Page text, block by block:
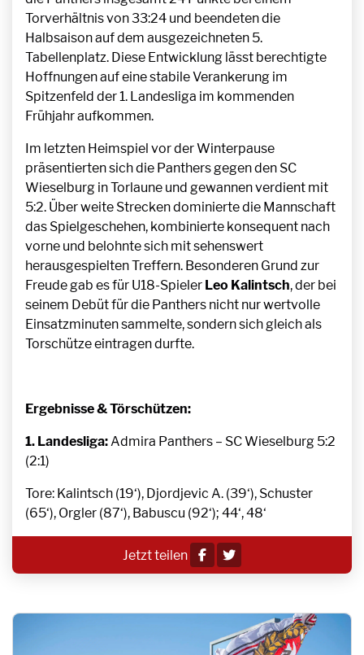
Torverhältnis von 33:24 und beendeten die
Halbsaison auf dem ausgezeichneten 5.
Tabellenplatz. Diese Entwicklung lässt berechtigte
Hoffnungen auf eine stabile Verankerung im
Spitzenfeld der 1. Landesliga im kommenden
Frühjahr aufkommen.
Im letzten Heimspiel vor der Winterpause
präsentierten sich die Panthers gegen den SC
Wieselburg in Torlaune und gewannen verdient mit
5:2. Über weite Strecken dominierte die Mannschaft
das Spielgeschehen, kombinierte konsequent nach
vorne und belohnte sich mit sehenswert
herausgespielten Treffern. Besonderen Grund zur
Freude gab es für U18-Spieler Leo Kalintsch, der bei
seinem Debüt für die Panthers nicht nur wertvolle
Einsatzminuten sammelte, sondern sich gleich als
Torschütze eintragen durfte.
Ergebnisse & Törschützen:
1. Landesliga:Admira Panthers – SC Wieselburg 5:2
(2:1)
Tore: Kalintsch (19‘), Djordjevic A. (39‘), Schuster
(65‘), Orgler (87‘), Babuscu (92‘); 44‘, 48‘
Jetzt teilen